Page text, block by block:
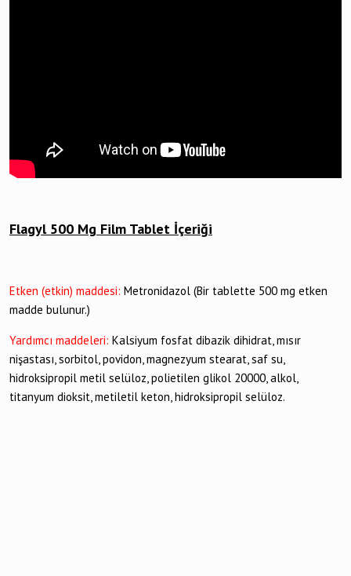
Flagyl 500 Mg Film Tablet İçeriği
Etken (etkin) maddesi: Metronidazol (Bir tablette 500 mg etken
madde bulunur.)
Yardımcı maddeleri: Kalsiyum fosfat dibazik dihidrat, mısır
nişastası, sorbitol, povidon, magnezyum stearat, saf su,
hidroksipropil metil selüloz, polietilen glikol 20000, alkol,
titanyum dioksit, metiletil keton, hidroksipropil selüloz.